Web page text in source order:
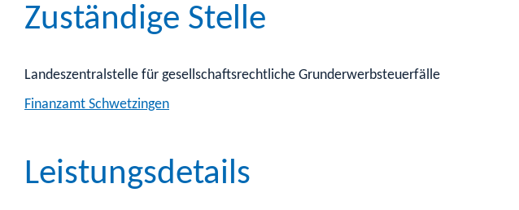
Zuständige Stelle
Landeszentralstelle für gesellschaftsrechtliche Grunderwerbsteuerfälle
Finanzamt Schwetzingen
Leistungsdetails